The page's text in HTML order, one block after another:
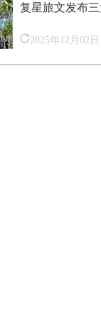
复星旅文发布
2025年12月02日